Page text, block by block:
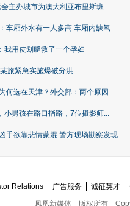
主办城市为澳大利亚布里斯班
车厢外水有一人多高 车厢内缺氧
我用皮划艇救了一个孕妇
旅紧急实施爆破分洪
何选在天津？外交部：两个原因
小男孩在路口指路，7位摄影师...
手欲靠悲情蒙混 警方现场勘察发现...
Relations 广告服务 诚征英才
凤凰新媒体
版权所有